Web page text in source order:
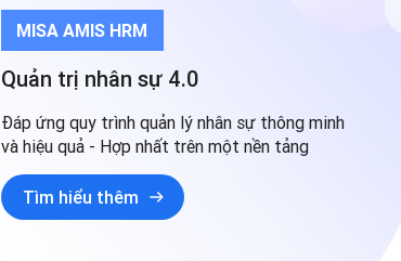
MISA AMIS HRM
Quản trị nhân sự 4.0
Đáp ứng quy trình quản lý nhân sự thông minh
và hiệu quả - Hợp nhất trên một nền tảng
Tìm hiểu thêm